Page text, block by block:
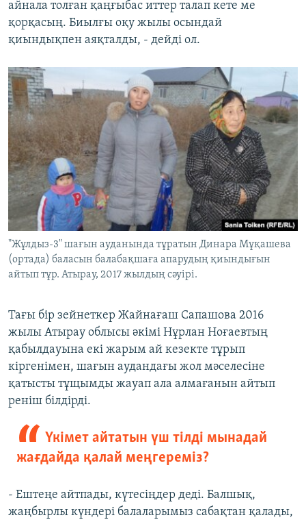
айнала толған қаңғыбас иттер талап кете ме
қорқасың. Биылғы оқу жылы осындай
қиындықпен аяқталды, - дейді ол.
"Жұлдыз-3" шағын ауданында тұратын Динара Мұқашева
(ортада) баласын балабақшаға апарудың қиындығын
айтып тұр. Атырау, 2017 жылдың сәуірі.
Тағы бір зейнеткер Жайнағаш Сапашова 2016
жылы Атырау облысы әкімі Нұрлан Ноғаевтың
қабылдауына екі жарым ай кезекте тұрып
кіргенімен, шағын аудандағы жол мәселесіне
қатысты тұщымды жауап ала алмағанын айтып
реніш білдірді.
Үкімет айтатын үш тілді мынадай
жағдайда қалай меңгереміз?
- Ештеңе айтпады, күтесіңдер деді. Балшық,
жаңбырлы күндері балаларымыз сабақтан қалады,